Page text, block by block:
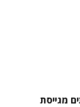
מגייסת